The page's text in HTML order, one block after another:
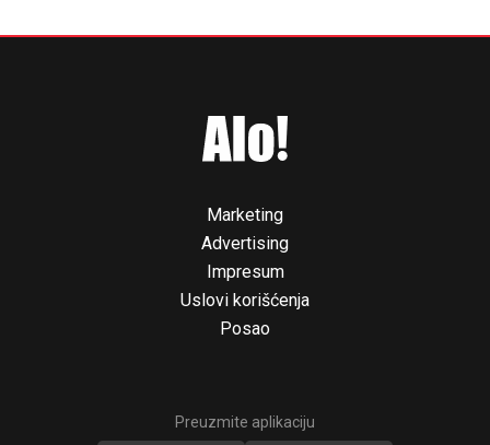
Marketing
Advertising
Impresum
Uslovi korišćenja
Posao
Preuzmite aplikaciju